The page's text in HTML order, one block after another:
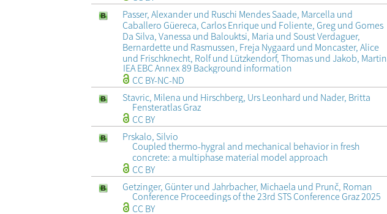
Passer, Alexander und Ruschi Mendes Saade, Marcella und
Caballero Güereca, Carlos Enrique und Foliente, Greg und Gomes
Da Silva, Vanessa und Balouktsi, Maria und Soust Verdaguer,
Bernardette und Rasmussen, Freja Nygaard und Moncaster, Alice
und Frischknecht, Rolf und Lützkendorf, Thomas und Jakob, Martin
IEA EBC Annex 89 Background information
CC BY-NC-ND
Stavric, Milena und Hirschberg, Urs Leonhard und Nader, Britta
Fensteratlas Graz
CC BY
Prskalo, Silvio
Coupled thermo-hygral and mechanical behavior in fresh
concrete: a multiphase material model approach
CC BY
Getzinger, Günter und Jahrbacher, Michaela und Prunč, Roman
Conference Proceedings of the 23rd STS Conference Graz 2025
CC BY